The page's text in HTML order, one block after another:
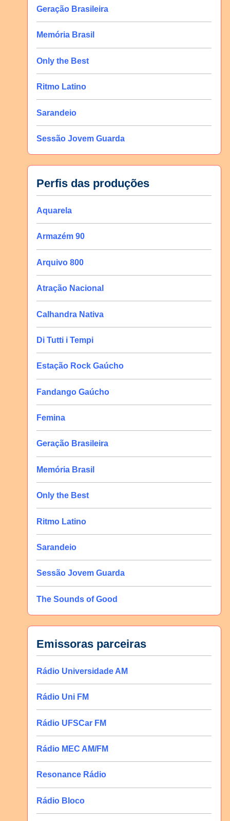
Geração Brasileira
Memória Brasil
Only the Best
Ritmo Latino
Sarandeio
Sessão Jovem Guarda
Perfis das produções
Aquarela
Armazém 90
Arquivo 800
Atração Nacional
Calhandra Nativa
Di Tutti i Tempi
Estação Rock Gaúcho
Fandango Gaúcho
Femina
Geração Brasileira
Memória Brasil
Only the Best
Ritmo Latino
Sarandeio
Sessão Jovem Guarda
The Sounds of Good
Emissoras parceiras
Rádio Universidade AM
Rádio Uni FM
Rádio UFSCar FM
Rádio MEC AM/FM
Resonance Rádio
Rádio Bloco